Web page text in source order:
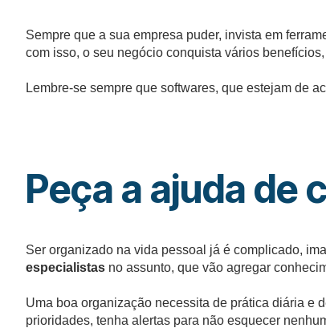
Sempre que a sua empresa puder, invista em
com isso, o seu negócio conquista vários
Lembre-se sempre que softwares, que estejam de
Peça a ajuda de
Ser organizado na vida pessoal já é complicado,
especialistas no assunto, que vão agregar
Uma boa organização necessita de prática diária e
prioridades, tenha alertas para não esquecer